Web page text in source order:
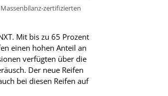
zertifizierten
Mit bis zu 65 Prozent
einen hohen Anteil an
verfügten über die
Der neue Reifen
bei diesen Reifen auf